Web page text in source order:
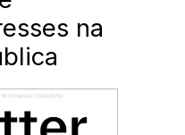
na